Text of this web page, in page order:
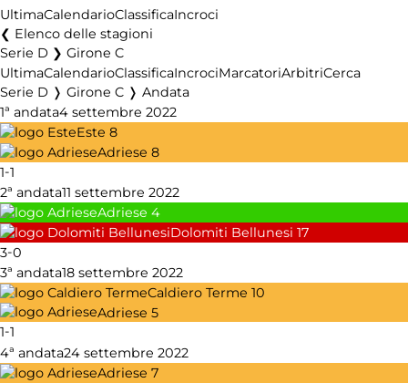
UltimaCalendarioClassificaIncroci
Elenco delle stagioni
Serie D ❯ Girone C
UltimaCalendarioClassificaIncrociMarcatoriArbitriCerca
Serie D ❭ Girone C ❭ Andata
1ª andata4 settembre 2022
Este 8
Adriese 8
1-1
2ª andata11 settembre 2022
Adriese 4
Dolomiti Bellunesi 17
3-0
3ª andata18 settembre 2022
Caldiero Terme 10
Adriese 5
1-1
4ª andata24 settembre 2022
Adriese 7